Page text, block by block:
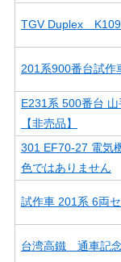
TGV Duplex
201系900番台試作
E231系 500番台
【非売品】
301 EF70-27 電気
色ではありません
試作車 201系 6両
台湾高鐵 通車記